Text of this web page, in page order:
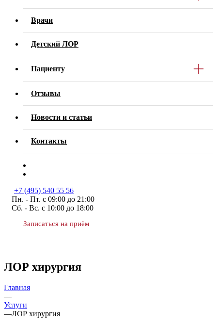
Врачи
Детский ЛОР
Пациенту
Отзывы
Новости и статьи
Контакты
+7 (495) 540 55 56
Пн. - Пт. с 09:00 до 21:00
Сб. - Вс. с 10:00 до 18:00
Записаться на приём
ЛОР хирургия
Главная
—
Услуги
—ЛОР хирургия